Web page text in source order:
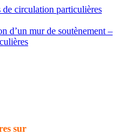
circulation particulières
d’un mur de soutènement –
sur